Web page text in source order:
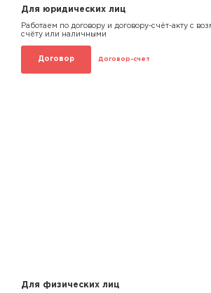
Для юридических лиц
Работаем по договору и договору-счёт-акту с
счёту или наличными
Договор Договор-счет
Для физических лиц